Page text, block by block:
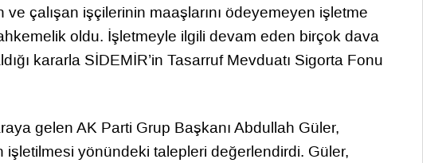
çalışan işçilerinin maaşlarını ödeyemeyen işletme
oldu. İşletmeyle ilgili devam eden birçok dava
kararla SİDEMİR’in Tasarruf Mevduatı Sigorta Fonu
gelen AK Parti Grup Başkanı Abdullah Güler,
işletilmesi yönündeki talepleri değerlendirdi. Güler,